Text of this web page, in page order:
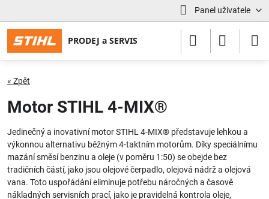
Panel uživatele
« Zpět
Motor STIHL 4-MIX®
Jedinečný a inovativní motor STIHL 4-MIX® představuje lehkou a
výkonnou alternativu běžným 4-taktním motorům. Díky speciálnímu
mazání směsí benzinu a oleje (v poměru 1:50) se obejde bez
tradičních částí, jako jsou olejové čerpadlo, olejová nádrž a olejová
vana. Toto uspořádání eliminuje potřebu náročných a časově
nákladných servisních prací, jako je pravidelná kontrola oleje,